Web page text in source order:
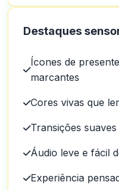
Destaques
Ícones de
marcantes
Cores vivas que
Transições
Áudio leve e fácil
Experiência